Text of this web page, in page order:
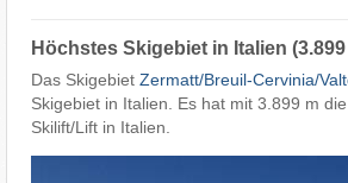
Höchstes Skigebiet in Italien
Das Skigebiet Zermatt/​Breuil-Cervinia/​
Skigebiet in Italien. Es hat mit 3.899 m
Skilift/Lift in Italien.